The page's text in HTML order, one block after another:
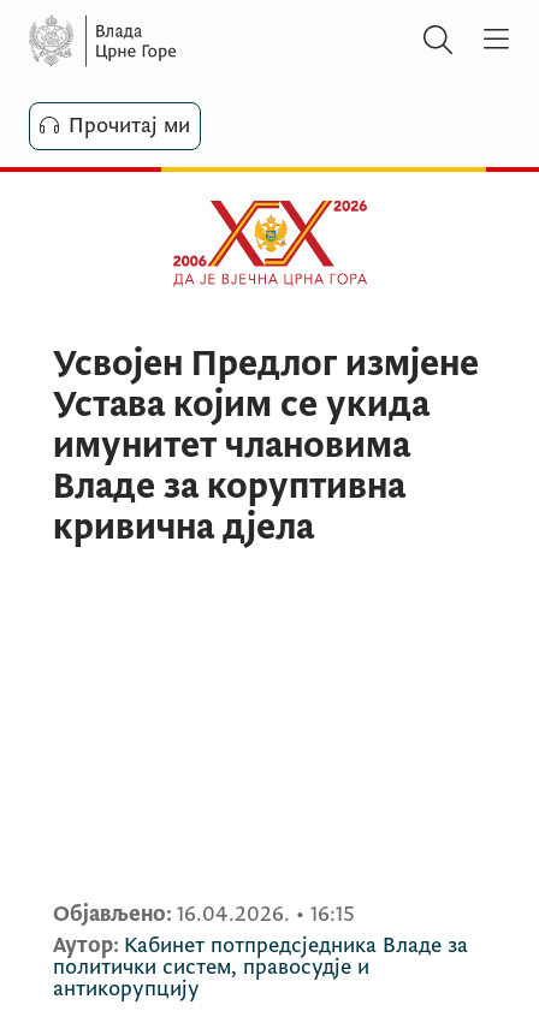
Прочитај ми
Усвојен Предлог измјене
Устава којим се укида
имунитет члановима
Владе за коруптивна
кривична дјела
Објављено: 16.04.2026. • 16:15
Аутор: Кабинет потпредсједника Владе за
политички систем, правосудје и
антикорупцију